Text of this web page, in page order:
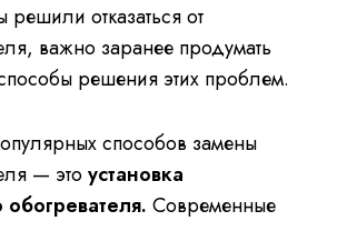
отказаться от
важно заранее продумать
решения этих проблем.
способов замены
— этоустановка
обогревателя. Современные